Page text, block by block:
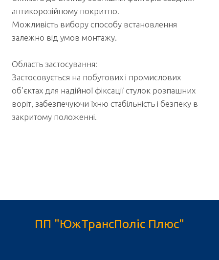
антикорозійному покриттю.
Можливість вибору способу встановлення
залежно від умов монтажу.
Область застосування:
Застосовується на побутових і промислових
об'єктах для надійної фіксації стулок розпашних
воріт, забезпечуючи їхню стабільність і безпеку в
закритому положенні.
ПП "ЮжТрансПоліс Плюс"